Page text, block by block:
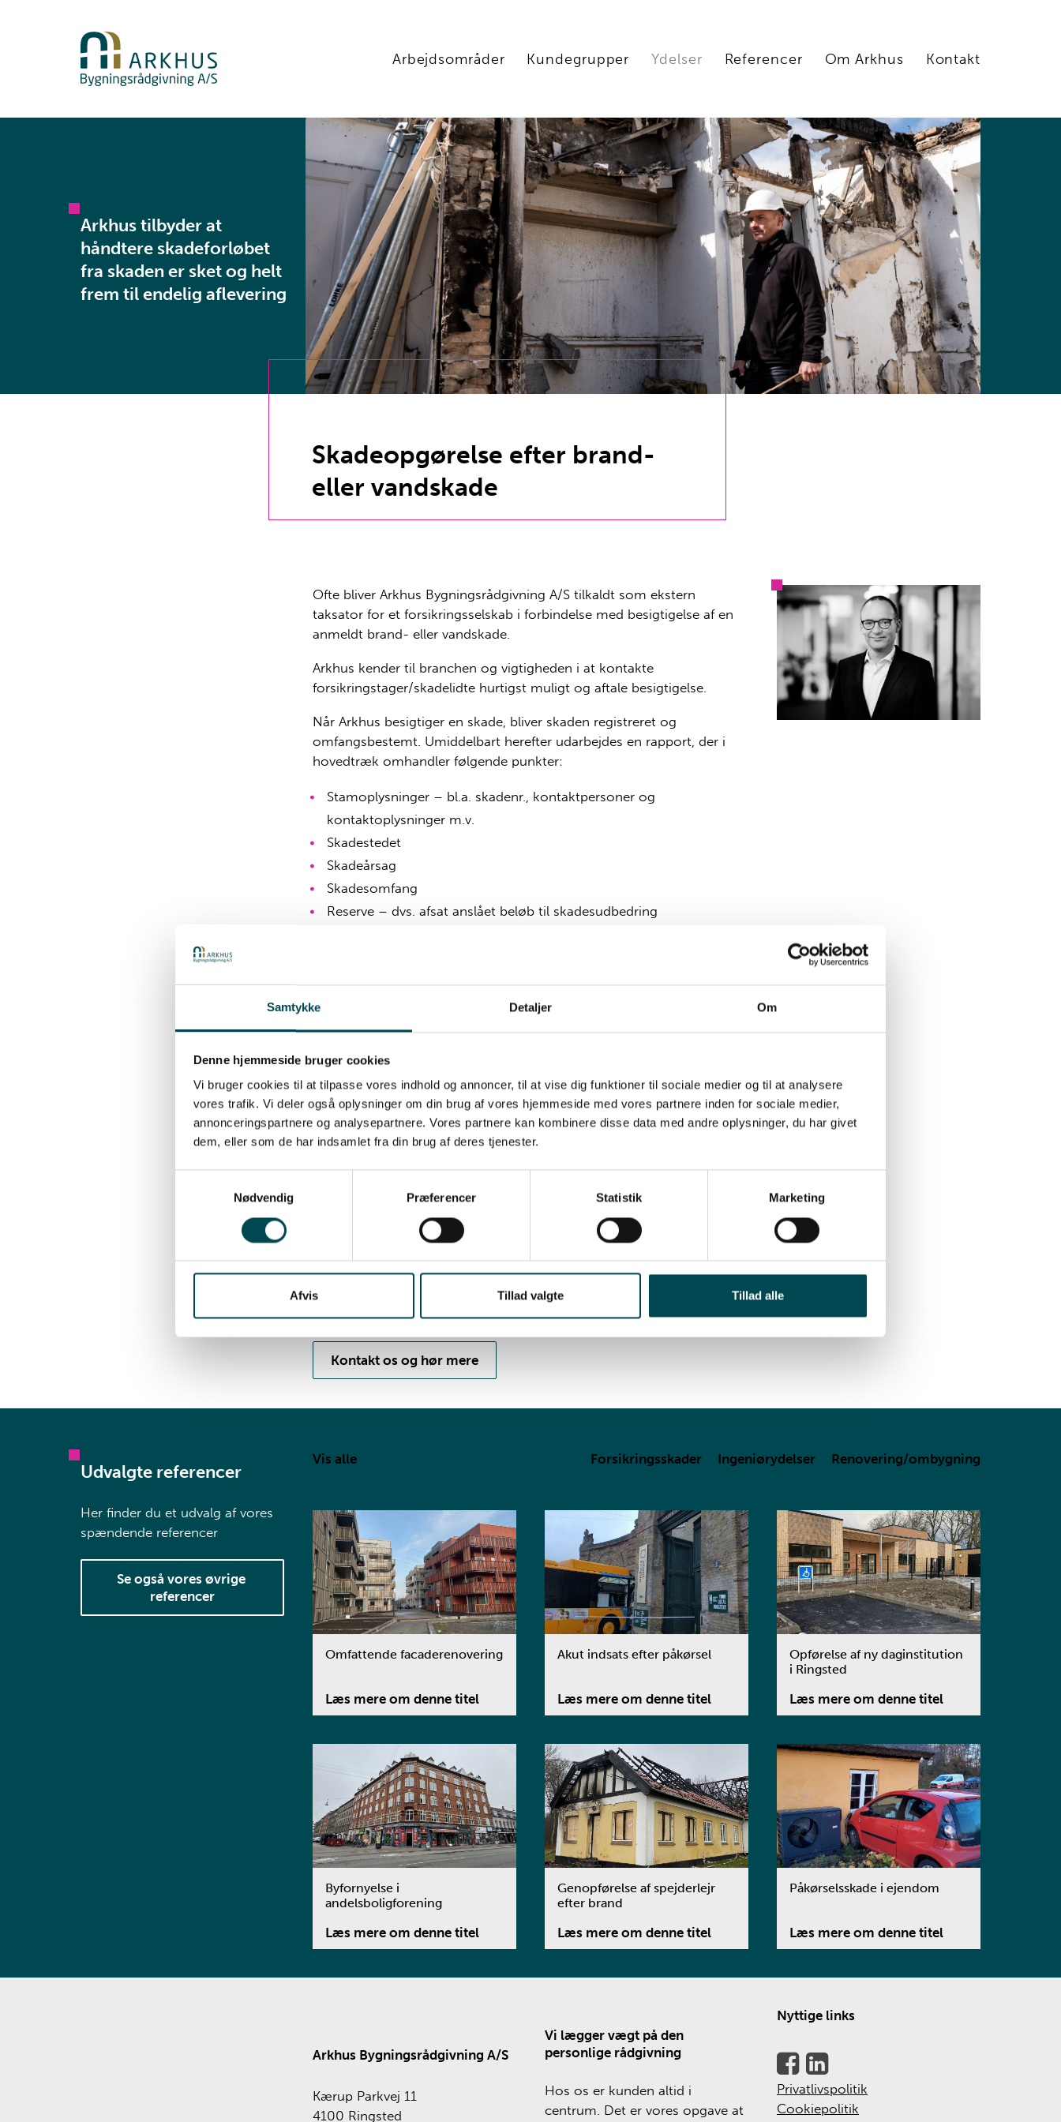
Samtykke Detaljer Om
Denne hjemmeside bruger cookies
Vi bruger cookies til at tilpasse vores indhold og annoncer, til at vise dig funktioner til sociale medier og til at analysere
vores trafik. Vi deler også oplysninger om din brug af vores hjemmeside med vores partnere inden for sociale medier,
annonceringspartnere og analysepartnere. Vores partnere kan kombinere disse data med andre oplysninger, du har givet
dem, eller som de har indsamlet fra din brug af deres tjenester.
Nødvendig
Præferencer Statistik Marketing
Afvis Tillad valgte Tillad alle
Arbejdsområder Kundegrupper Ydelser Referencer Om Arkhus Kontakt
Arkhus tilbyder at
håndtere skadeforløbet
fra skaden er sket og helt
frem til endelig aflevering
Skadeopgørelse efter brand-
eller vandskade
Ofte bliver Arkhus Bygningsrådgivning A/S tilkaldt som ekstern
taksator for et forsikringsselskab i forbindelse med besigtigelse af en
anmeldt brand- eller vandskade.
Arkhus kender til branchen og vigtigheden i at kontakte
forsikringstager/skadelidte hurtigst muligt og aftale besigtigelse.
Når Arkhus besigtiger en skade, bliver skaden registreret og
omfangsbestemt. Umiddelbart herefter udarbejdes en rapport, der i
hovedtræk omhandler følgende punkter:
Stamoplysninger – bl.a. skadenr., kontaktpersoner og
kontaktoplysninger m.v.
Skadestedet
Skadeårsag
Skadesomfang
Reserve – dvs. afsat anslået beløb til skadesudbedring
forsikringsselskabet, hvorefter skadebehandler eller taksator vurderer,
hvad der efterfølgende skal ske.
Med baggrund i vores mange års erfaring med udbedring af
bygningsskader, kan Arkhus tilbyde at styre og håndtere skadeforløbet
straks efter skaden er sket og helt frem til endelig aflevering og
indflytning. Vi trækker i alle tråde på én gang og sikrer derved, at der
kan arbejdes på skaden i ét kontinuerligt forløb uden unødige ophold.
løbende dialog omkring evt. lovliggørelseskrav. Endvidere udarbejder vi
udbudsmateriale til genopbygning, mens nedrivning og
saneringsarbejde pågår, så genopbygningen kan påbegyndes straks
efter bygningen er saneret.
Skal vi også hjælpe dig?
Kontakt os og hør mere
Udvalgte referencer
Her finder du et udvalg af vores
spændende referencer
Se også vores øvrige
referencer
Vis alle Forsikringsskader Ingeniørydelser Renovering/ombygning
Omfattende facaderenovering
Læs mere om denne titel
Akut indsats efter påkørsel
Læs mere om denne titel
Opførelse af ny daginstitution
i Ringsted
Læs mere om denne titel
Byfornyelse i
andelsboligforening
Læs mere om denne titel
Genopførelse af spejderlejr
efter brand
Læs mere om denne titel
Påkørselsskade i ejendom
Læs mere om denne titel
Arkhus Bygningsrådgivning A/S
Kærup Parkvej 11
4100 Ringsted
Vi lægger vægt på den
personlige rådgivning
Hos os er kunden altid i
centrum. Det er vores opgave at
Nyttige links
Privatlivspolitik
Cookiepolitik